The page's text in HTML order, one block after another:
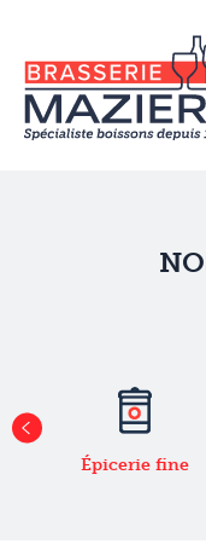
Épicerie fine